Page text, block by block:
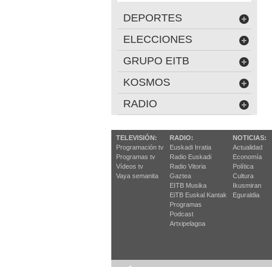
DEPORTES
ELECCIONES
GRUPO EITB
KOSMOS
RADIO
TELEVISIÓN:
Programación tv
Programas tv
Vídeos tv
Vaya semanita
RADIO:
Euskadi Irratia
Radio Euskadi
Radio Vitoria
Gaztea
EITB Musika
EiTB Euskal Kantak
Programas
Podcast
Artxipelagoa
NOTICIAS:
Actualidad
Economía
Política
Cultura
Ikusmiran
Eguraldia